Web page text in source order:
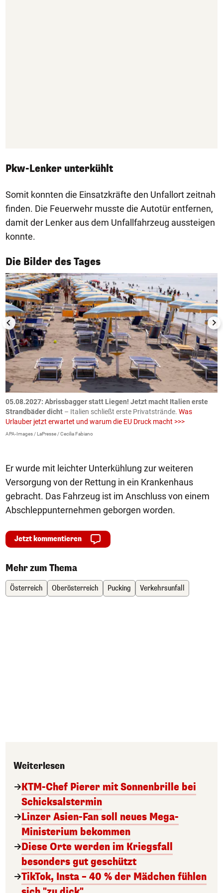
Pkw-Lenker unterkühlt
Somit konnten die Einsatzkräfte den Unfallort zeitnah
finden. Die Feuerwehr musste die Autotür entfernen,
damit der Lenker aus dem Unfallfahrzeug aussteigen
konnte.
Die Bilder des Tages
1/50
05.08.2027: Abrissbagger statt Liegen! Jetzt macht Italien erste
Strandbäder dicht – Italien schließt erste Privatstrände. Was
Urlauber jetzt erwartet und warum die EU Druck macht >>>
APA-Images / LaPresse / Cecilia Fabiano
Er wurde mit leichter Unterkühlung zur weiteren
Versorgung von der Rettung in ein Krankenhaus
gebracht. Das Fahrzeug ist im Anschluss von einem
Abschleppunternehmen geborgen worden.
Jetzt kommentieren
Mehr zum Thema
Österreich Oberösterreich Pucking Verkehrsunfall
Weiterlesen
KTM-Chef Pierer mit Sonnenbrille bei
Schicksalstermin
Linzer Asien-Fan soll neues Mega-
Ministerium bekommen
Diese Orte werden im Kriegsfall
besonders gut geschützt
TikTok, Insta – 40 % der Mädchen fühlen